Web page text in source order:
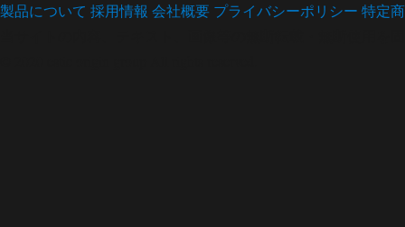
製品について 採用情報 会社概要 プライバシーポリシー 特定